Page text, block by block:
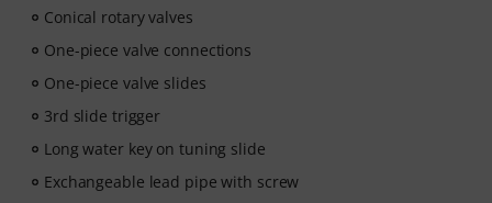
Conical rotary valves
One-piece valve connections
One-piece valve slides
3rd slide trigger
Long water key on tuning slide
Exchangeable lead pipe with screw